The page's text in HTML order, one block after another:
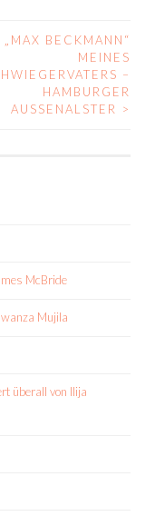
„MAX BECKMANN“
MEINES
–
HAMBURGER
AUSSENALSTER
>
McBride
Mujila
überall von Ilija